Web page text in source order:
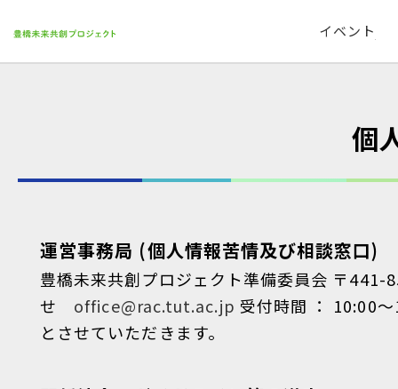
イベント
個
運営事務局 (個人情報苦情及び相談窓口)
豊橋未来共創プロジェクト準備委員会 〒
せ office@rac.tut.ac.jp 受付時間 ： 10:00
とさせていただきます。